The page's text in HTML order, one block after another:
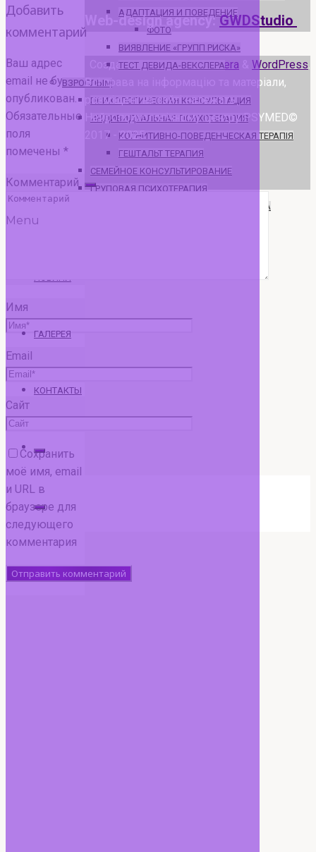
АДАПТАЦИЯ И ПОВЕДЕНИЕ
ФОТО
ВИЯВЛЕНИЕ «ГРУПП РИСКА»
ТЕСТ ДЕВИДА-ВЕКСЛЕРА
ВЗРОСЛЫМ
ПСИХОЛОГИЧЕСКАЯ КОНСУЛЬТАЦИЯ
ИНДИВИДУАЛЬНАЯ ПСИХОТЕРАПИЯ
КОГНИТИВНО-ПОВЕДЕНЧЕСКАЯ ТЕРАПІЯ
ГЕШТАЛЬТ ТЕРАПИЯ
СЕМЕЙНОЕ КОНСУЛЬТИРОВАНИЕ
ГРУПОВАЯ ПСИХОТЕРАПИЯ
ПАТОПСИХОЛОГИЧЕСКАЯ ДИАГНОСТИКА
НОВИНИ
ГАЛЕРЕЯ
КОНТАКТЫ
Искать:
Добавить
комментарий
Ваш адрес
email не будет
опубликован.
Обязательные
поля
помечены *
Комментарий
Имя
Email
Сайт
Сохранить
моё имя, email
и URL в
браузере для
следующего
комментария
Web-design agency:GWDStudio
Создано с помощьюEsotera WordPress.
Всі права на інформацію та матеріали,
розміщені на сайті належать
Нейропсихологічному центру PSYMED©
2017 - 2025
Menu